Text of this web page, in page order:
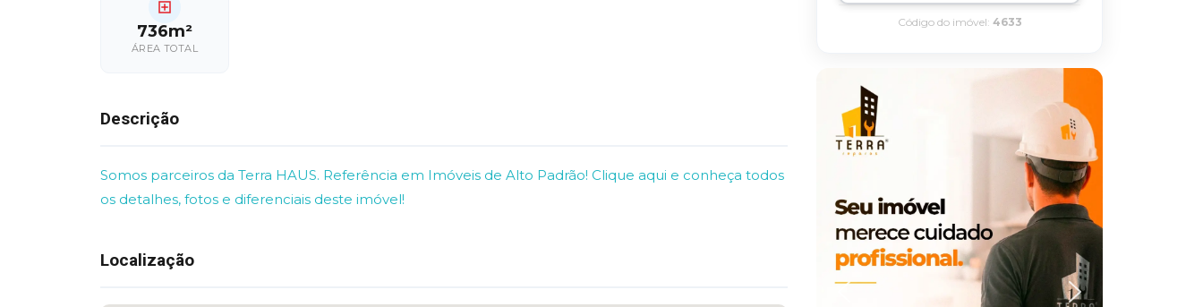
736m²
ÁREA TOTAL
Descrição
Somos parceiros da Terra HAUS. Referência em Imóveis de Alto Padrão! Clique aqui e conheça todos
os detalhes, fotos e diferenciais deste imóvel!
Localização
Código do imóvel: 4633